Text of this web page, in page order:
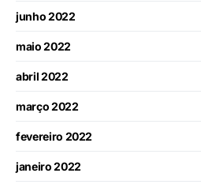
junho 2022
maio 2022
abril 2022
março 2022
fevereiro 2022
janeiro 2022